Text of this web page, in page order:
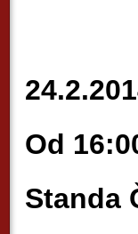
Od
Standa